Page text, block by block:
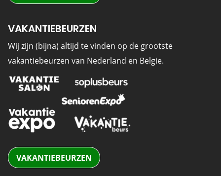
VAKANTIEBEURZEN
Wij zijn (bijna) altijd te vinden op de grootste
vakantiebeurzen van Nederland en Belgie.
VAKANTIEBEURZEN